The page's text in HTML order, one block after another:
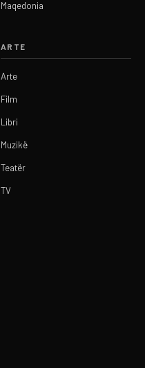
Maqedonia
ARTE
Arte
Film
Libri
Muzikë
Teatër
TV